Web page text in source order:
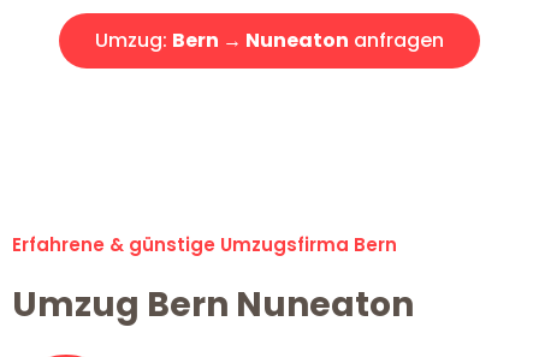
Umzug: Bern → Nuneaton anfragen
Erfahrene & günstige Umzugsfirma Bern
Umzug Bern Nuneaton